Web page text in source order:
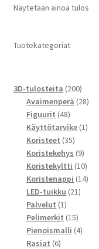
Näytetään ainoa tulos
Tuotekategoriat
3D-tulosteita 200200
Avaimenperä 2828
Figuurit 4848
tuotetta
Käyttötarvike 11
Koristeet 3535
tuotetta
Koristekehys 99
Koristekyltti 1010
Koristenappi 1414
LED-tuikku 2121
Palvelut 11
tuote
Pelimerkit 1515
Pienoismalli 44
Rasiat 66